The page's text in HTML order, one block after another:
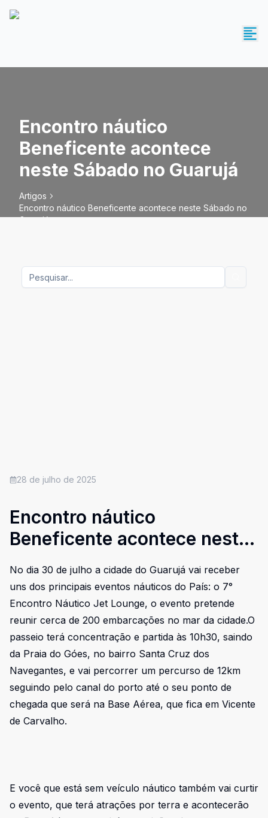
Encontro náutico
Beneficente acontece
neste Sábado no Guarujá
Artigos
Encontro náutico Beneficente acontece neste Sábado no
Guarujá
28 de julho de 2025
Encontro náutico
Beneficente acontece neste
No dia 30 de julho a cidade do Guarujá vai receber
uns dos principais eventos náuticos do País: o 7°
Encontro Náutico Jet Lounge, o evento pretende
reunir cerca de 200 embarcações no mar da cidade.O
passeio terá concentração e partida às 10h30, saindo
da Praia do Góes, no bairro Santa Cruz dos
Navegantes, e vai percorrer um percurso de 12km
seguindo pelo canal do porto até o seu ponto de
chegada que será na Base Aérea, que fica em Vicente
de Carvalho.
E você que está sem veículo náutico também vai curtir
o evento, que terá atrações por terra e acontecerão